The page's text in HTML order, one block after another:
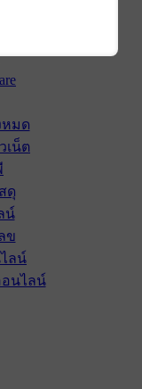
หมด
เน็ต
ดุ
น์
ข
ลน์
นไลน์